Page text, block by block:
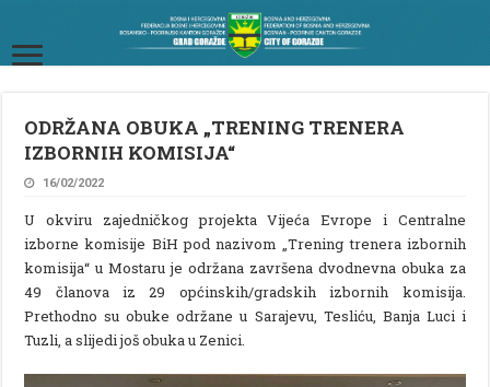
ODRŽANA OBUKA „TRENING TRENERA
IZBORNIH KOMISIJA“
16/02/2022
U okviru zajedničkog projekta Vijeća Evrope i Centralne
izborne komisije BiH pod nazivom „Trening trenera izbornih
komisija“ u Mostaru je održana završena dvodnevna obuka za
49 članova iz 29 općinskih/gradskih izbornih komisija.
Prethodno su obuke održane u Sarajevu, Tesliću, Banja Luci i
Tuzli, a slijedi još obuka u Zenici.